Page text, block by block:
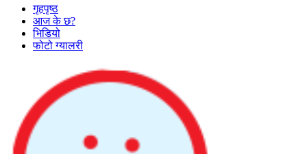
गृहपृष्ठ
आज के छ?
भिडियो
फोटो ग्यालरी